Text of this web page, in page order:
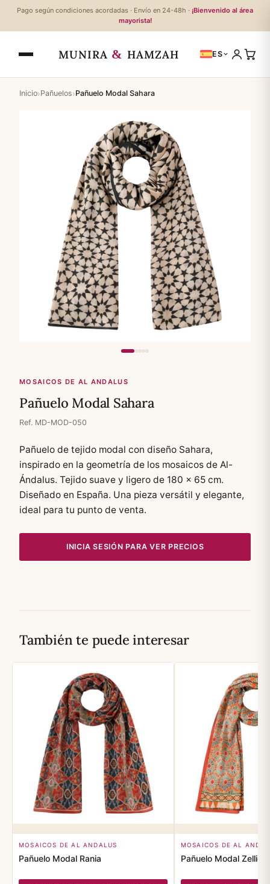
Pago según condiciones acordadas · Envío en 24-48h · ¡Bienvenido al área
mayorista!
MUNIRA & HAMZAH ES
Inicio›Pañuelos›Pañuelo Modal Sahara
MOSAICOS DE AL ANDALUS
Pañuelo Modal Sahara
Ref. MD-MOD-050
Pañuelo de tejido modal con diseño Sahara,
inspirado en la geometría de los mosaicos de Al-
Ándalus. Tejido suave y ligero de 180 × 65 cm.
Diseñado en España. Una pieza versátil y elegante,
ideal para tu punto de venta.
INICIA SESIÓN PARA VER PRECIOS
También te puede interesar
MOSAICOS DE AL ANDALUS
Pañuelo Modal Rania
MOSAICOS DE AL
Pañuelo Modal Zellige